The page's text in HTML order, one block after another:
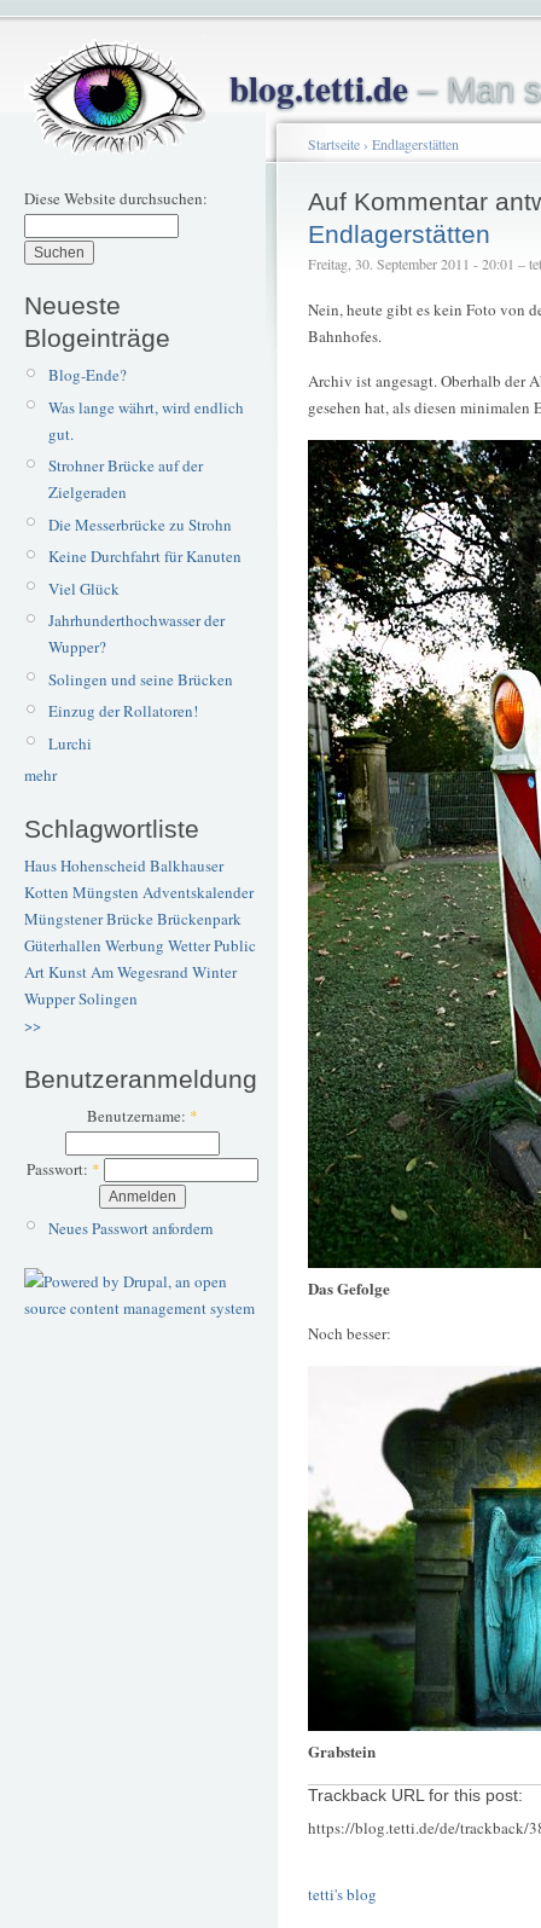
blog.tetti.de– Man
Diese Website durchsuchen:
Neueste
Blogeinträge
Blog-Ende?
Was lange währt, wird endlich
gut.
Strohner Brücke auf der
Zielgeraden
Die Messerbrücke zu Strohn
Keine Durchfahrt für Kanuten
Viel Glück
Jahrhunderthochwasser der
Wupper?
Solingen und seine Brücken
Einzug der Rollatoren!
Lurchi
mehr
Schlagwortliste
Haus Hohenscheid Balkhauser
Kotten Müngsten Adventskalender
Müngstener BrückeBrückenpark
Güterhallen Werbung WetterPublic
ArtKunstAm Wegesrand Winter
WupperSolingen
>>
Benutzeranmeldung
Benutzername: *
Passwort: *
Neues Passwort anfordern
Startseite› Endlagerstätten
Auf Kommentar
Endlagerstätten
Freitag, 30. September 2011 - 20:01 –
Nein, heute gibt es kein Foto von
Bahnhofes.
Archiv ist angesagt. Oberhalb der
gesehen hat, als diesen minimalen
Das Gefolge
Noch besser:
Grabstein
Trackback URL for this post:
https://blog.tetti.de/de/trackback/
tetti's blog